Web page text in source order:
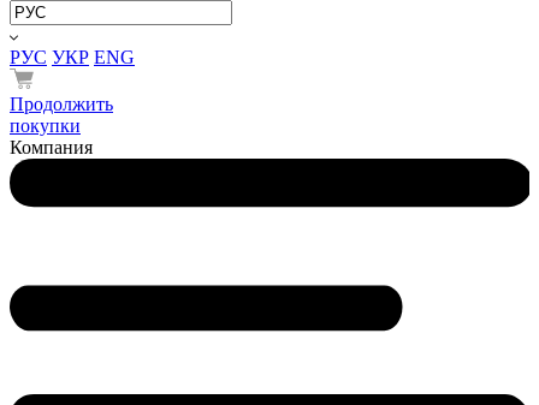
РУС УКР ENG
Продолжить
покупки
Компания